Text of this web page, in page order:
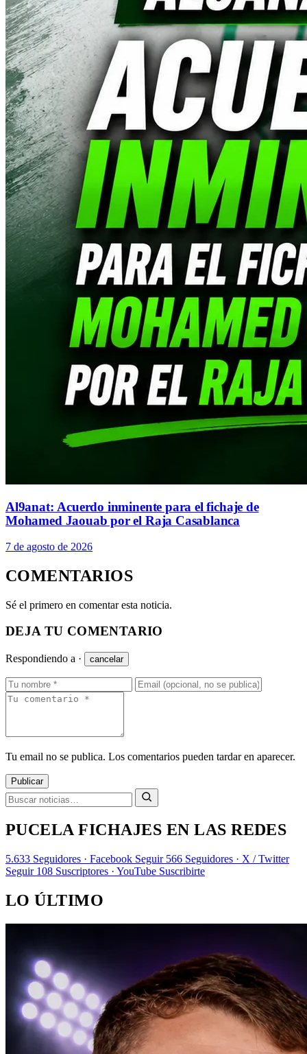
Al9anat: Acuerdo inminente para el fichaje de
Mohamed Jaouab por el Raja Casablanca
7 de agosto de 2026
COMENTARIOS
Sé el primero en comentar esta noticia.
DEJA TU COMENTARIO
Respondiendo a · cancelar
Tu email no se publica. Los comentarios pueden tardar en aparecer.
Publicar
PUCELA FICHAJES EN LAS REDES
5.633 Seguidores · Facebook Seguir 566 Seguidores · X / Twitter
Seguir 108 Suscriptores · YouTube Suscribirte
LO ÚLTIMO